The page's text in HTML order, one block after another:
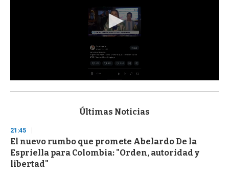
s
d
s
o
f
3
Últimas Noticias
21:45
El nuevo rumbo que promete Abelardo De la
Espriella para Colombia: "Orden, autoridad y
libertad"